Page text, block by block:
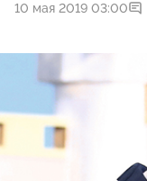
10 мая 2019 03:00